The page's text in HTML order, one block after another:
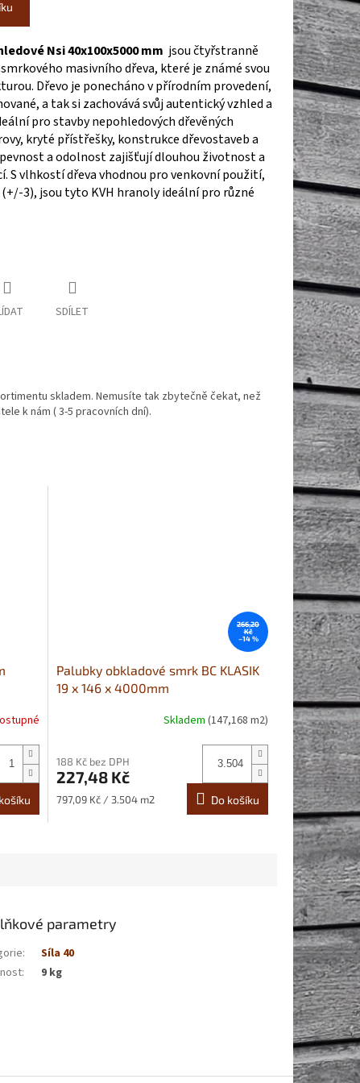
Nsi 40x100x5000 mm jsou čtyřstranně
masivního dřeva, které je známé svou
Dřevo je ponecháno v přírodním provedení,
a tak si zachovává svůj autentický vzhled a
pro stavby nepohledových dřevěných
kryté přístřešky, konstrukce dřevostaveb a
a odolnost zajišťují dlouhou životnost a
vlhkostí dřeva vhodnou pro venkovní použití,
3), jsou tyto KVH hranoly ideální pro různé
SDÍLET
skladem. Nemusíte tak zbytečně čekat, než
k nám ( 3-5 pracovních dní).
266,20
Kč
–14 %
Palubky obkladové smrk BC KLASIK
19 x 146 x 4000mm
Skladem (147,168 m2)
188 Kč bez DPH
227,48 Kč
Měrná
797,09 Kč / 3.504 m2 Do košíku
parametry
:
Síla 40
: 9 kg